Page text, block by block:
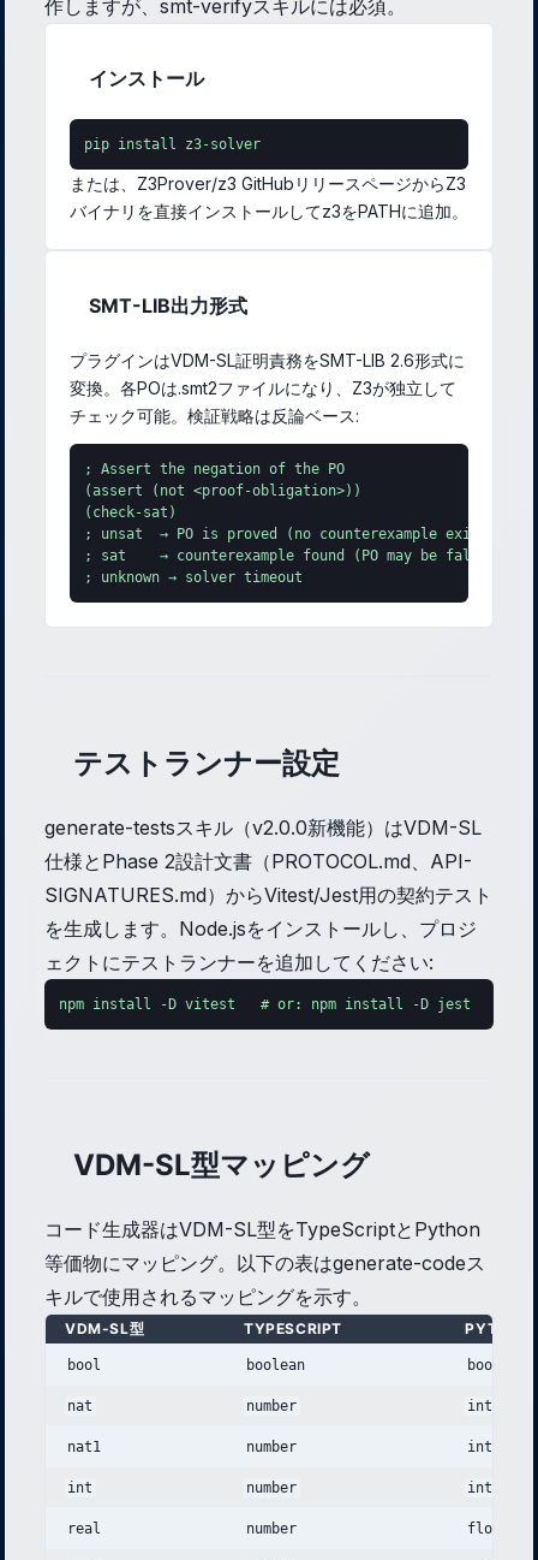
作しますが、smt-verifyスキルには必須。
インストール
pip install z3-solver
または、Z3Prover/z3 GitHubリリースページからZ3
バイナリを直接インストールしてz3をPATHに追加。
SMT-LIB出力形式
プラグインはVDM-SL証明責務をSMT-LIB 2.6形式に
変換。各POは.smt2ファイルになり、Z3が独立して
チェック可能。検証戦略は反論ベース:
; Assert the negation of the PO
(assert (not <proof-obligation>))
(check-sat)
; unsat  → PO is proved (no counterexample exists)
; sat    → counterexample found (PO may be false)
; unknown → solver timeout
テストランナー設定
generate-testsスキル（v2.0.0新機能）はVDM-SL
仕様とPhase 2設計文書（PROTOCOL.md、API-
SIGNATURES.md）からVitest/Jest用の契約テスト
を生成します。Node.jsをインストールし、プロジ
ェクトにテストランナーを追加してください:
npm install -D vitest   # or: npm install -D jest
VDM-SL型マッピング
コード生成器はVDM-SL型をTypeScriptとPython
等価物にマッピング。以下の表はgenerate-codeス
キルで使用されるマッピングを示す。
VDM-SL型 TYPESCRIPT PYTHON
bool boolean bool
nat number int
nat1 number int
int number int
real number float